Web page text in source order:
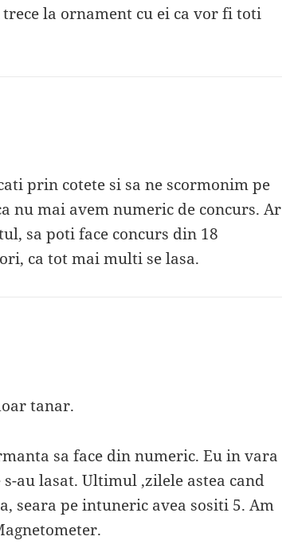
la ornament cu ei ca vor fi toti
prin cotete si sa ne scormonim pe
nu mai avem numeric de concurs. Ar
sa poti face concurs din 18
ca tot mai multi se lasa.
tanar.
sa face din numeric. Eu in vara
au lasat. Ultimul ,zilele astea cand
seara pe intuneric avea sositi 5. Am